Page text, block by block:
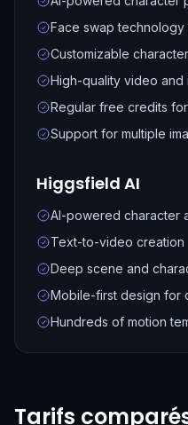
Face swap
Customizable
High-quality video and
Regular free credits
Support for multiple
Higgsfield AI
AI-powered character
Text-to-video creation
Deep scene and
Mobile-first design for
Hundreds of motion
Tarifs